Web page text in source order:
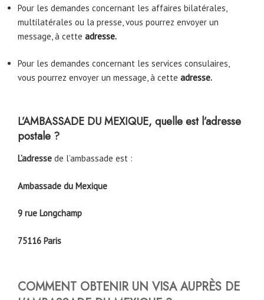
Pour les demandes concernant les affaires bilatérales,
multilatérales ou la presse, vous pourrez envoyer un
message, à cette adresse.
Pour les demandes concernant les services consulaires,
vous pourrez envoyer un message, à cette adresse.
L’AMBASSADE DU MEXIQUE, quelle est l’adresse
postale ?
L’adresse de l’ambassade est :
Ambassade du Mexique
9 rue Longchamp
75116 Paris
COMMENT OBTENIR UN VISA AUPRÈS DE